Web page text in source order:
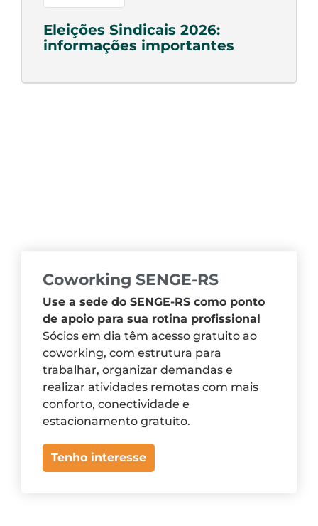
Eleições Sindicais 2026:
informações importantes
Coworking SENGE-RS
Use a sede do SENGE-RS como ponto
de apoio para sua rotina profissional
Sócios em dia têm acesso gratuito ao
coworking, com estrutura para
trabalhar, organizar demandas e
realizar atividades remotas com mais
conforto, conectividade e
estacionamento gratuito.
Tenho interesse